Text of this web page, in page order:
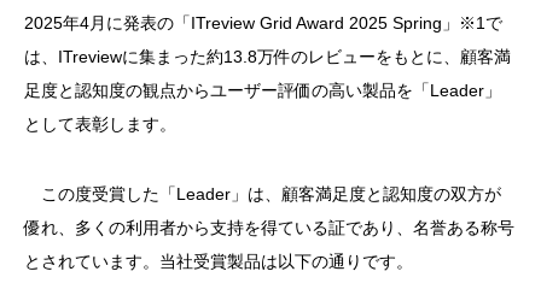
2025年4月に発表の「ITreview Grid Award 2025 Spring」※1で
は、ITreviewに集まった約13.8万件のレビューをもとに、顧客満
足度と認知度の観点からユーザー評価の高い製品を「Leader」
として表彰します。
この度受賞した「Leader」は、顧客満足度と認知度の双方が
優れ、多くの利用者から支持を得ている証であり、名誉ある称号
とされています。当社受賞製品は以下の通りです。